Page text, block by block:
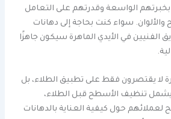
الواسعة وقدرتهم على التعامل
سواء كنت بحاجة إلى دهانات
الفنيين في الأيدي الماهرة سيكون جاهزًا
لا يقتصرون فقط على تطبيق الطلاء، بل
يشمل تنظيف الأسطح قبل الطلاء،
لعملائهم حول كيفية العناية بالدهانات